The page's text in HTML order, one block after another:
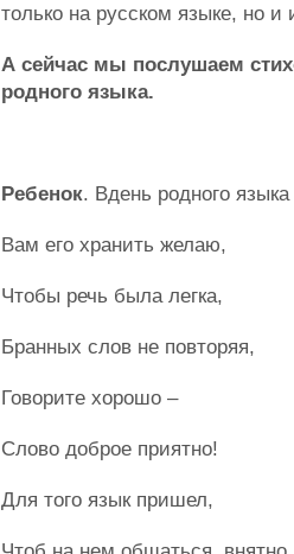
только на русском языке, но и
А сейчас мы послушаем
родного языка.
Ребенок. Вдень родного языка
Вам его хранить желаю,
Чтобы речь была легка,
Бранных слов не повторяя,
Говорите хорошо –
Слово доброе приятно!
Для того язык пришел,